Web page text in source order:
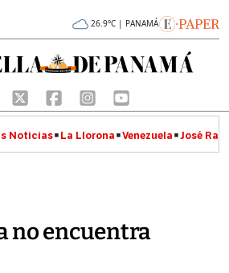
26.9°C | PANAMÁ
Noticias La Llorona Venezuela José
no encuentra